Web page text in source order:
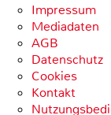
Impressum
Mediadaten
AGB
Datenschutz
Cookies
Kontakt